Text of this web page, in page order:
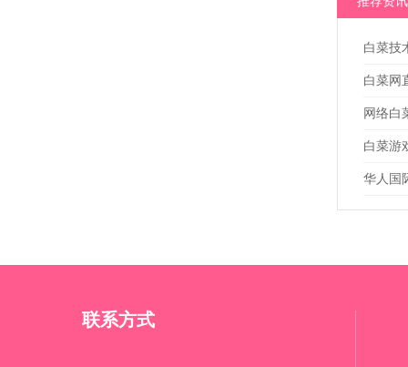
白菜技
白菜网
网络白
白菜游
华人国
联系方式